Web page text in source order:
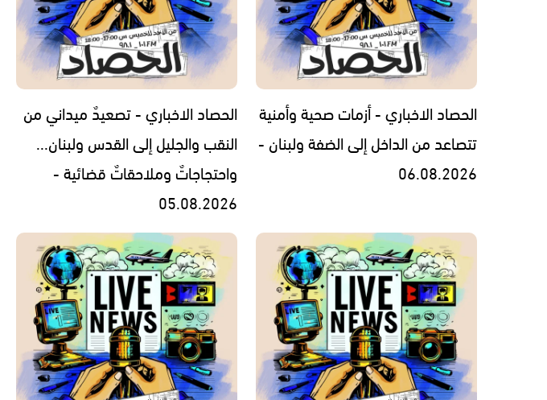
الحصاد الاخباري - أزمات صحية وأمنية
تتصاعد من الداخل إلى الضفة ولبنان -
06.08.2026
الحصاد الاخباري - تصعيدٌ ميداني من
النقب والجليل إلى القدس ولبنان...
واحتجاجاتٌ وملاحقاتٌ قضائية -
05.08.2026